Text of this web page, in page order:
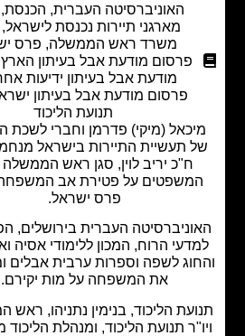
האוניברסיטה העברית,הכנסת,לשכת
מארגני תיירות נכנסת לישראל ,מנוח,
משרד ראש הממשלה,פרס ישראל,
פרסום מודעת אבל בעיתון הארץ,פרסום
מודעת אבל בעיתון ידיעות אחרונות,
פרסום מודעת אבל בעיתון ישראל היום,
תנועת הליכוד
(מיקי) פדרמן וחברי לשכת התיאום
תעשיית התיירות בישראל מנחמים את
ח"כ יריב לוין, סגן ראש הממשלה ושר
על פטירת אב המשפחה, חתן
פרס ישראל.
העברית בירושלים, הפקולטה
הרוח, המכון ללימודי אסיה ואפריקה
לשפה וספרות ערבית אבלים ומנחמים
את המשפחה על מות יקירם.
הליכוד, בנימין נתניהו, ראש הממשלה
תנועת הליכוד, ומנהלת הליכוד מנחמים